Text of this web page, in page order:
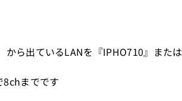
ら出ているLANを『IPHO710』または
8chまでです